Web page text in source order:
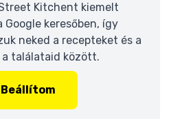
Kitchent kiemelt
keresőben, így
neked a recepteket és a
a találataid között.
Beállítom